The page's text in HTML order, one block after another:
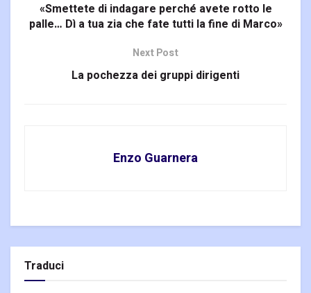
«Smettete di indagare perché avete rotto le
palle… Dì a tua zia che fate tutti la fine di Marco»
Next Post
La pochezza dei gruppi dirigenti
Enzo Guarnera
Traduci